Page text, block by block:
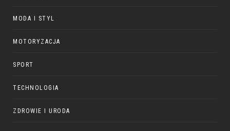
MODA I STYL
MOTORYZACJA
SPORT
TECHNOLOGIA
ZDROWIE I URODA